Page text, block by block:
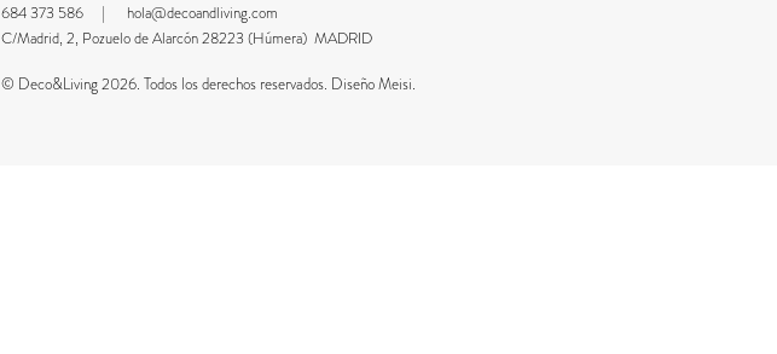
684 373 586 | hola@decoandliving.com
C/Madrid, 2, Pozuelo de Alarcón 28223 (Húmera) MADRID
© Deco&Living 2026. Todos los derechos reservados. Diseño Meisi.